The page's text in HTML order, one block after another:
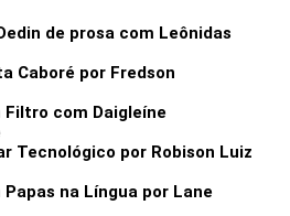
de prosa com Leônidas
Caboré por Fredson
Filtro com Daigleíne
Tecnológico por Robison Luiz
Papas na Língua por Lane